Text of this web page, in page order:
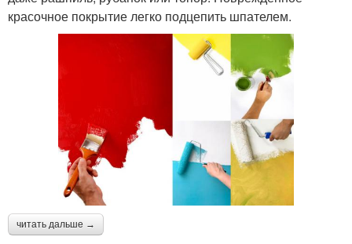
красочное покрытие легко подцепить шпателем.
читать дальше →